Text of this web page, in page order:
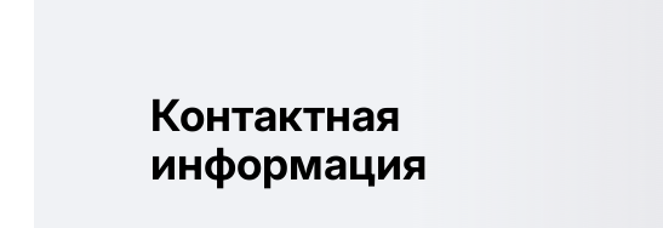
Контактная
информация